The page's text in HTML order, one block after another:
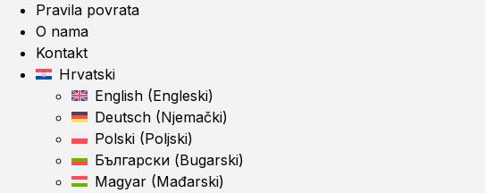
Pravila povrata
O nama
Kontakt
Hrvatski
English (Engleski)
Deutsch (Njemački)
Polski (Poljski)
Български (Bugarski)
Magyar (Mađarski)